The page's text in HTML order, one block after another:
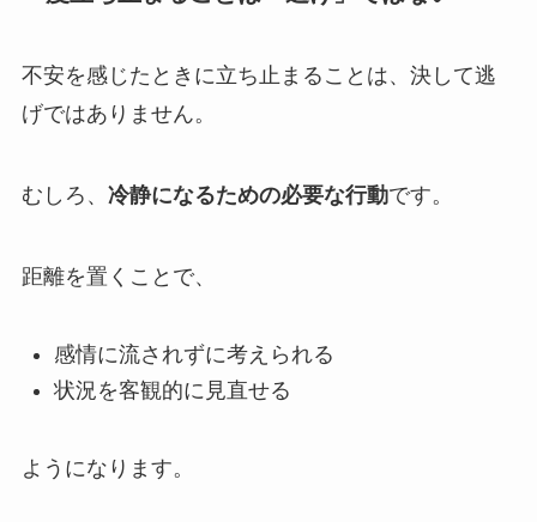
不安を感じたときに立ち止まることは、決して逃
げではありません。
むしろ、 冷静になるための必要な行動です。
距離を置くことで、
感情に流されずに考えられる
状況を客観的に見直せる
ようになります。